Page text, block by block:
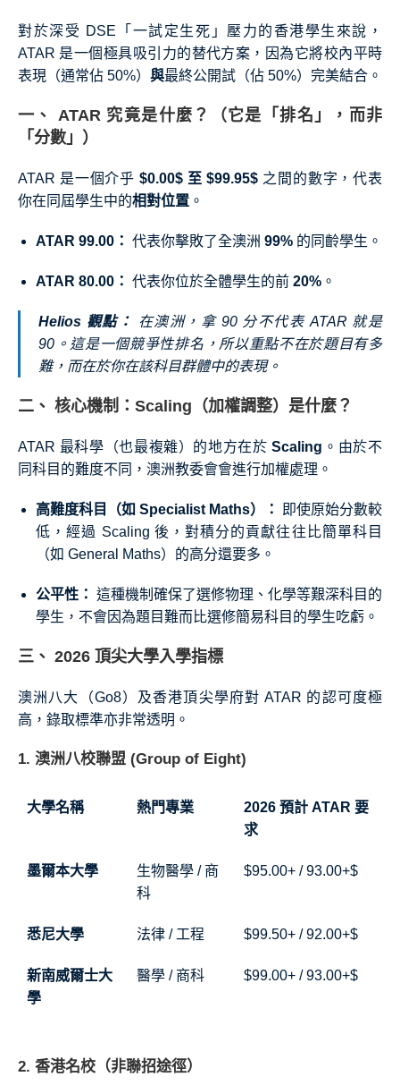
對於深受 DSE「一試定生死」壓力的香港學生來說，
ATAR 是一個極具吸引力的替代方案，因為它將校內平時
表現（通常佔 50%） 與最終公開試（佔 50%）完美結合。
一、 ATAR 究竟是什麼？（它是「排名」，而非
「分數」）
ATAR 是一個介乎 $0.00$至$99.95$ 之間的數字，代表
你在同屆學生中的相對位置 。
ATAR 99.00： 代表你擊敗了全澳洲 99% 的同齡學生。
ATAR 80.00： 代表你位於全體學生的前 20% 。
Helios 觀點：
在澳洲，拿 90 分不代表 ATAR 就是
90。這是一個競爭性排名，所以重點不在於題目有多
難，而在於你在該科目群體中的表現。
二、 核心機制：Scaling（加權調整）是什麼？
ATAR 最科學（也最複雜）的地方在於Scaling 。由於不
同科目的難度不同，澳洲教委會會進行加權處理。
高難度科目（如 Specialist Maths）：
即使原始分數較
低，經過 Scaling 後，對積分的貢獻往往比簡單科目
（如 General Maths）的高分還要多。
公平性： 這種機制確保了選修物理、化學等艱深科目的
學生，不會因為題目難而比選修簡易科目的學生吃虧。
三、 2026 頂尖大學入學指標
澳洲八大（Go8）及香港頂尖學府對 ATAR 的認可度極
高，錄取標準亦非常透明。
1. 澳洲八校聯盟 (Group of Eight)
大學名稱 熱門專業
2026 預計 ATAR 要
求
墨爾本大學
生物醫學 / 商
科
$95.00+ / 93.00+$
悉尼大學 法律 / 工程 $99.50+ / 92.00+$
新南威爾士大
學
醫學 / 商科 $99.00+ / 93.00+$
2. 香港名校（非聯招途徑）